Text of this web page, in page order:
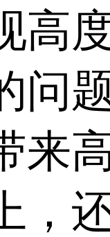
高
问
来
，